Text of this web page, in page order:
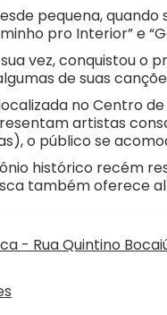
pequena,
pro Interior” e
vez, conquistou o
de suas
no Centro
artistas
o público se
histórico recém
também oferece
- Rua Quintino